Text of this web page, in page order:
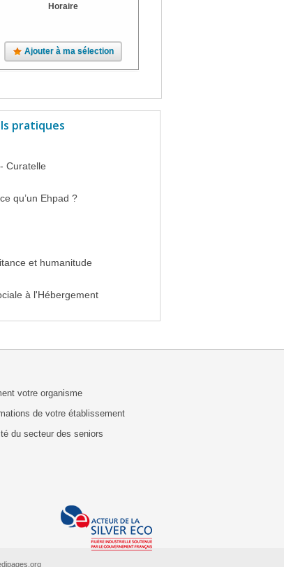
Horaire
Ajouter à ma sélection
pratiques
Curatelle
qu’un Ehpad ?
et humanitude
à l'Hébergement
votre organisme
de votre établissement
du secteur des seniors